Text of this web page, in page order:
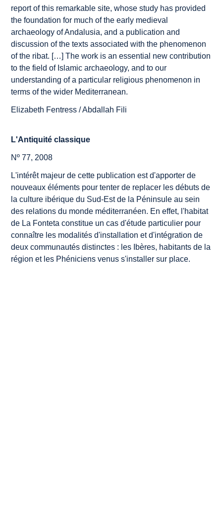
report of this remarkable site, whose study has provided
the foundation for much of the early medieval
archaeology of Andalusia, and a publication and
discussion of the texts associated with the phenomenon
of the ribat. […] The work is an essential new contribution
to the field of Islamic archaeology, and to our
understanding of a particular religious phenomenon in
terms of the wider Mediterranean.
Elizabeth Fentress / Abdallah Fili
L'Antiquité classique
Nº 77, 2008
L'intérêt majeur de cette publication est d'apporter de
nouveaux éléments pour tenter de replacer les débuts de
la culture ibérique du Sud-Est de la Péninsule au sein
des relations du monde méditerranéen. En effet, l'habitat
de La Fonteta constitue un cas d'étude particulier pour
connaître les modalités d'installation et d'intégration de
deux communautés distinctes : les Ibères, habitants de la
région et les Phéniciens venus s'installer sur place.